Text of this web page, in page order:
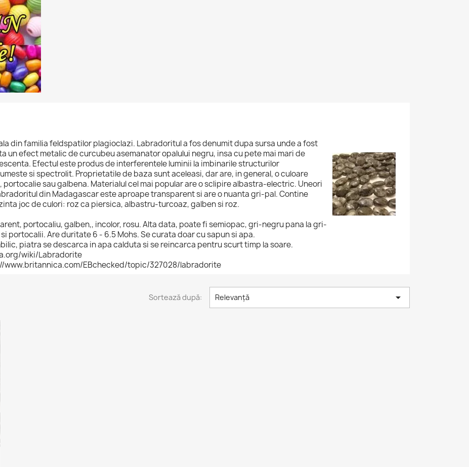
din familia feldspatilor plagioclazi. Labradoritul a fos denumit dupa sursa unde a fost
un efect metalic de curcubeu asemanator opalului negru, insa cu pete mai mari de
Efectul este produs de interferentele luminii la imbinarile structurilor
si spectrolit. Proprietatile de baza sunt aceleasi, dar are, in general, o culoare
sau galbena. Materialul cel mai popular are o sclipire albastra-electric. Uneori
din Madagascar este aproape transparent si are o nuanta gri-pal. Contine
joc de culori: roz ca piersica, albastru-turcoaz, galben si roz.
portocaliu, galben,, incolor, rosu. Alta data, poate fi semiopac, gri-negru pana la gri-
portocalii. Are duritate 6 - 6.5 Mohs. Se curata doar cu sapun si apa.
piatra se descarca in apa calduta si se reincarca pentru scurt timp la soare.
wiki/Labradorite
www.britannica.com/EBchecked/topic/327028/labradorite
Sortează după: Relevanță 